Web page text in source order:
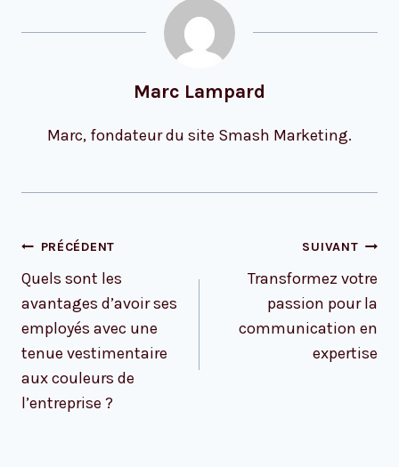
Marc Lampard
Marc, fondateur du site Smash Marketing.
Navigation
l’article
PRÉCÉDENT
Quels sont les
avantages d’avoir ses
employés avec une
tenue vestimentaire
aux couleurs de
l’entreprise ?
SUIVANT
Transformez votre
passion pour la
communication en
expertise